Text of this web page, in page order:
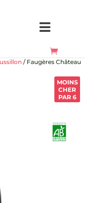
/ Faugères Château
MOINS
CHER
PAR 6